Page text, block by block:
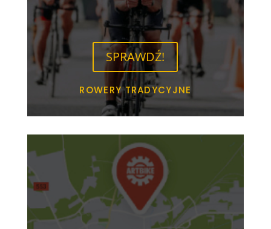
SPRAWDŹ!
ROWERY TRADYCYJNE